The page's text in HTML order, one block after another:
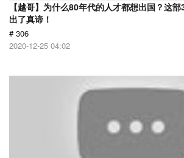
【越哥】为什么80年代的人才都想出国？这
出了真谛！
# 306
2020-12-25 04:02